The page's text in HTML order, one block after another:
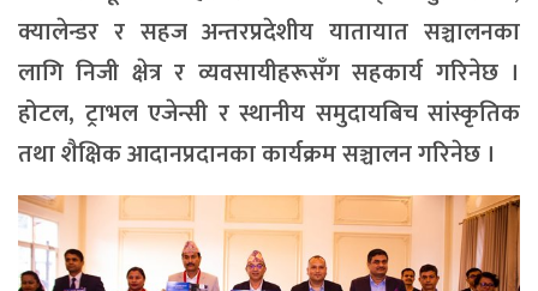
क्यालेन्डर र सहज अन्तरप्रदेशीय यातायात सञ्चालनका
लागि निजी क्षेत्र र व्यवसायीहरूसँग सहकार्य गरिनेछ ।
होटल, ट्राभल एजेन्सी र स्थानीय समुदायबिच सांस्कृतिक
तथा शैक्षिक आदानप्रदानका कार्यक्रम सञ्चालन गरिनेछ ।